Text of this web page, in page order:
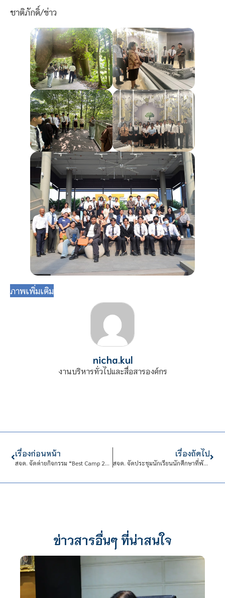
ชาติภักดิ์/ข่าว
ภาพเพิ่มเติม
nicha.kul
งานบริหารทั่วไปและสื่อสารองค์กร
เรื่องก่อนหน้า
สจด. จัดค่ายกิจกรรม “Best Camp 2025” ภายใต้แนวคิด Startup Kitchen War สงครามครัวด่วน
เรื่องถัดไป
สจด. จัดประชุมนักเรียนนักศึกษาที่พักอาศัยภายในหอพักนักเรียนนักศึกษาสถาบันเทคโนโลยีจิตลดา
ข่าวสารอื่นๆ ที่น่าสนใจ